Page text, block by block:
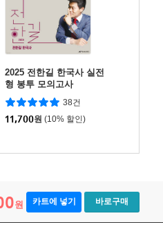
2025 전한길 한국사 실전
형 봉투 모의고사
38건
11,700원 (10% 할인)
원 카트에 넣기 바로구매